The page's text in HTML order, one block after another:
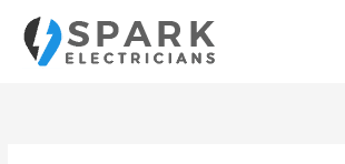
contenido